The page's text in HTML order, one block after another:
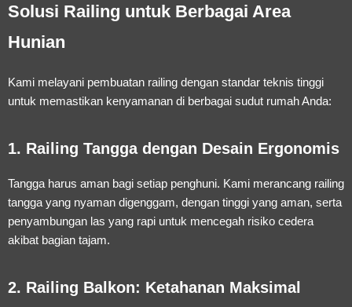
Solusi Railing untuk Berbagai Area
Hunian
Kami melayani pembuatan railing dengan standar teknis tinggi
untuk memastikan kenyamanan di berbagai sudut rumah Anda:
1. Railing Tangga dengan Desain Ergonomis
Tangga harus aman bagi setiap penghuni. Kami merancang railing
tangga yang nyaman digenggam, dengan tinggi yang aman, serta
penyambungan las yang rapi untuk mencegah risiko cedera
akibat bagian tajam.
2. Railing Balkon: Ketahanan Maksimal